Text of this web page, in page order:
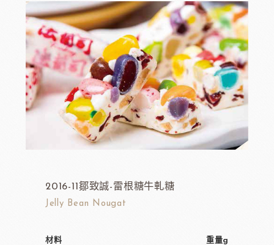
2016-11鄒致誠-雷根糖牛軋糖
Jelly Bean Nougat
材料 重量g